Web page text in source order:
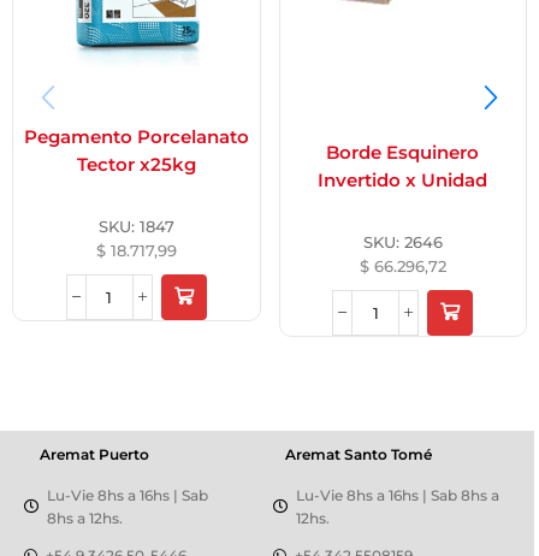
Pegamento Porcelanato
Tector x25kg
SKU: 1847
$18.717,99
Borde Esquinero
Invertido x Unidad
SKU: 2646
$66.296,72
Aremat Santo Tomé
Lu-Vie 8hs a 16hs | Sab 8hs a
12hs.
Aremat Puerto
Lu-Vie 8hs a 16hs | Sab
8hs a 12hs.